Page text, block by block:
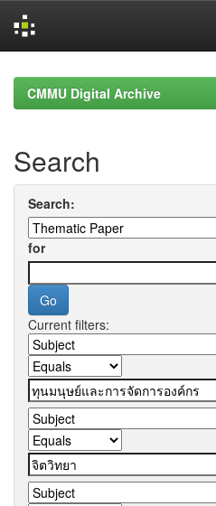
navigationCMMU Digital Archive
Search
Search:
for
Current filters: